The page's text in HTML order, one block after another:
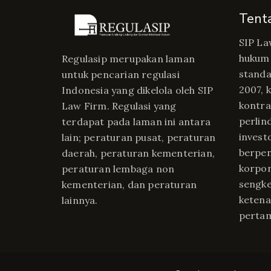
Regulasip merupakan laman
untuk pencarian regulasi
Indonesia yang dikelola oleh SIP
Law Firm. Regulasi yang
terdapat pada laman ini antara
lain; peraturan pusat, peraturan
daerah, peraturan kementerian,
peraturan lembaga non
kementerian, dan peraturan
lainnya.
SIP
2007,